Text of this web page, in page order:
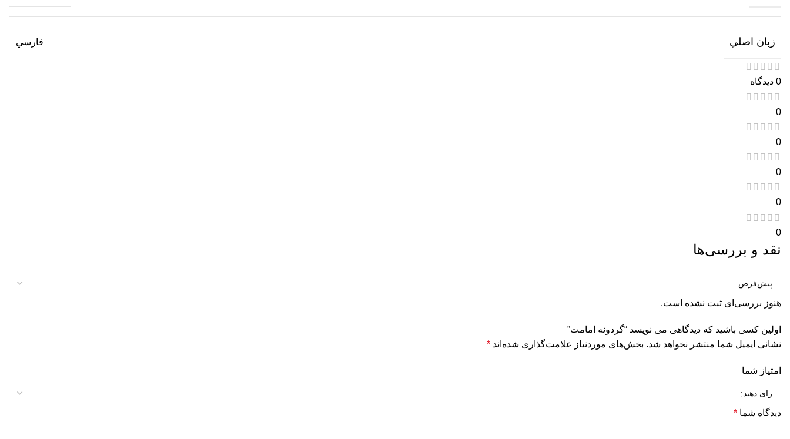
زبان اصلي فارسي
0 دیدگاه
0
0
0
0
0
نقد و بررسی‌ها
هنوز بررسی‌ای ثبت نشده است.
اولین کسی باشید که دیدگاهی می نویسد “گردونه امامت”
نشانی ایمیل شما منتشر نخواهد شد. بخش‌های موردنیاز علامت‌گذاری شده‌اند *
امتیاز شما
دیدگاه شما *